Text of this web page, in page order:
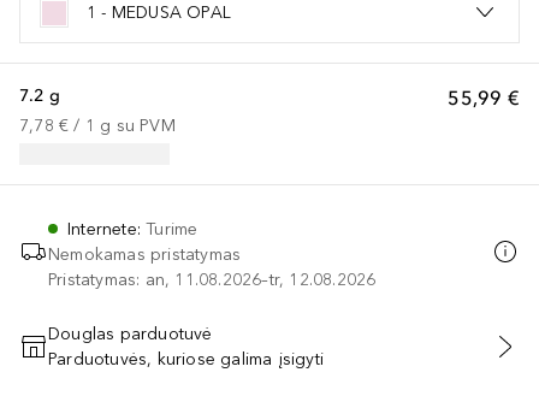
1 - MEDUSA OPAL
55,99 €
7.2 g
7,78 € / 1 g su PVM
Internete:Turime
Nemokamas pristatymas
Pristatymas: an, 11.08.2026–tr, 12.08.2026
PRIDĖTI Į KREPŠELĮ
Douglas parduotuvė
Parduotuvės, kuriose galima įsigyti